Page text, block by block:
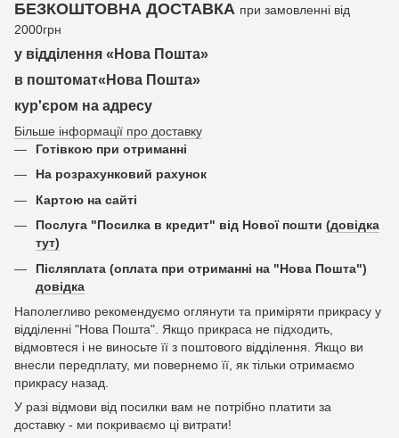
БЕЗКОШТОВНА ДОСТАВКА при замовленні від
2000грн
у відділення «Нова Пошта»
в поштомат«Нова Пошта»
кур'єром на адресу
Більше інформації про доставку
Готівкою при отриманні
На розрахунковий рахунок
Картою на сайті
Послуга "Посилка в кредит" від Нової пошти (довідка
тут)
Післяплата (оплата при отриманні на "Нова Пошта")
довідка
Наполегливо рекомендуємо оглянути та приміряти прикрасу у
відділенні "Нова Пошта". Якщо прикраса не підходить,
відмовтеся і не виносьте її з поштового відділення. Якщо ви
внесли передплату, ми повернемо її, як тільки отримаємо
прикрасу назад.
У разі відмови від посилки вам не потрібно платити за
доставку - ми покриваємо ці витрати!